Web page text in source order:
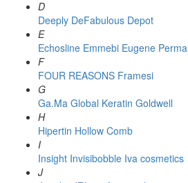
D
Deeply DeFabulous Depot
E
Echosline Emmebi Eugene Perma
F
FOUR REASONS Framesi
G
Ga.Ma Global Keratin Goldwell
H
Hipertin Hollow Comb
I
Insight Invisibobble Iva cosmetics
J